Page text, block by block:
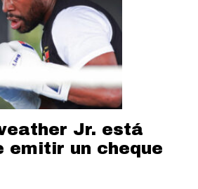
Jr. está
emitir un cheque